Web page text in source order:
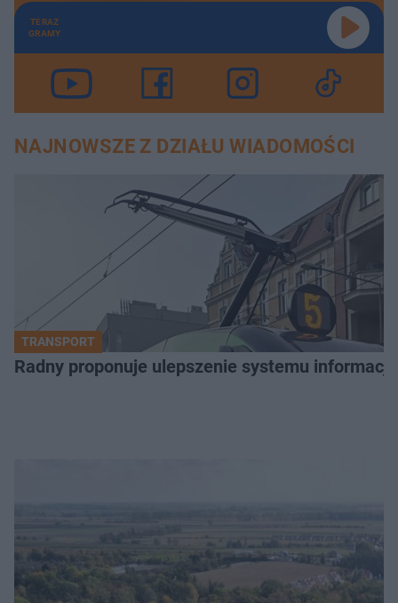
TERAZ
GRAMY
NAJNOWSZE Z DZIAŁU WIADOMOŚCI
TRANSPORT
Radny proponuje ulepszenie systemu